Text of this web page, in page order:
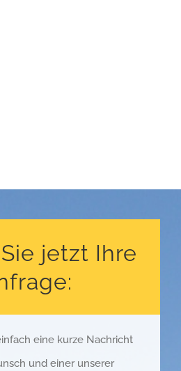
jetzt Ihre
eine kurze Nachricht
und einer unserer